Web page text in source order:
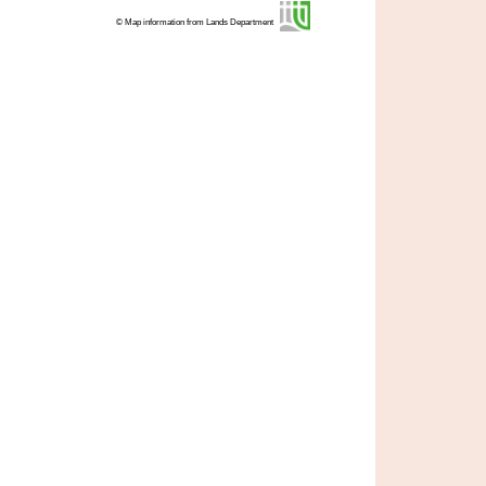
© Map information from Lands Department